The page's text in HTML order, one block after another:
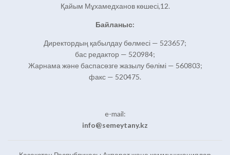
Қайым Мұхамедханов көшесі,12.
Байланыс:
Директордың қабылдау бөлмесі — 523657;
бас редактор — 520984;
Жарнама және баспасөзге жазылу бөлімі — 560803;
факс — 520475.
e-mail:
info@semeytany.kz